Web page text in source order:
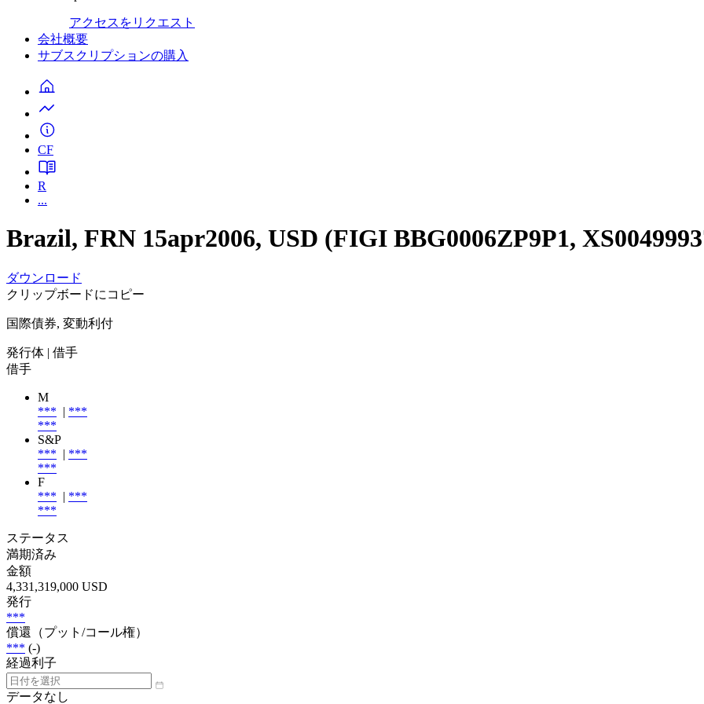
アクセスをリクエスト
会社概要
サブスクリプションの購入
CF
R
...
Brazil, FRN 15apr2006, USD (FIGI BBG0006ZP9P1,
ダウンロード
クリップボードにコピー
国際債券, 変動利付
発行体 | 借手
借手
M
*** | ***
***
S&P
*** | ***
***
F
*** | ***
***
ステータス
満期済み
金額
4,331,319,000 USD
発行
***
償還（プット/コール権）
*** (-)
経過利子
データなし